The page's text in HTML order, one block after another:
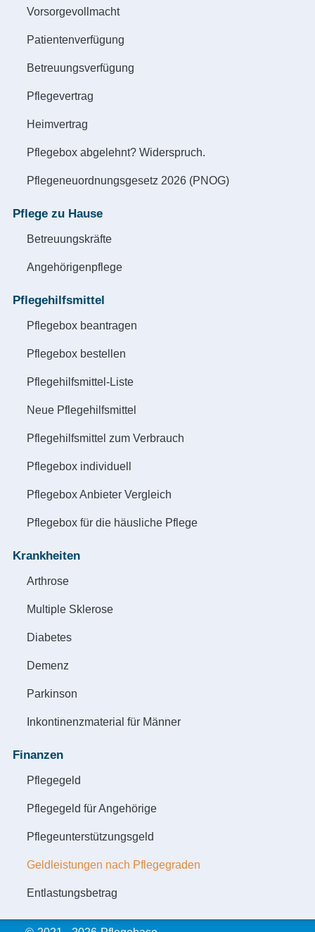
Vorsorgevollmacht
Patientenverfügung
Betreuungsverfügung
Pflegevertrag
Heimvertrag
Pflegebox abgelehnt? Widerspruch.
Pflegeneuordnungsgesetz 2026 (PNOG)
Pflege zu Hause
Betreuungskräfte
Angehörigenpflege
Pflegehilfsmittel
Pflegebox beantragen
Pflegebox bestellen
Pflegehilfsmittel-Liste
Neue Pflegehilfsmittel
Pflegehilfsmittel zum Verbrauch
Pflegebox individuell
Pflegebox Anbieter Vergleich
Pflegebox für die häusliche Pflege
Krankheiten
Arthrose
Multiple Sklerose
Diabetes
Demenz
Parkinson
Inkontinenzmaterial für Männer
Finanzen
Pflegegeld
Pflegegeld für Angehörige
Pflegeunterstützungsgeld
Geldleistungen nach Pflegegraden
Entlastungsbetrag